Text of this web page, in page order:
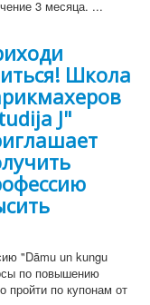
3 месяца. ...
Школа
J"
"Dāmu un kungu
по повышению
пройти по купонам от